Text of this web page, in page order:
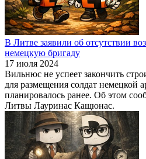
В Литве заявили об отсутствии
немецкую бригаду
17 июля 2024
Вильнюс не успеет закончить
для размещения солдат немецкой
планировалось ранее. Об этом
Литвы Лауринас Кащюнас.